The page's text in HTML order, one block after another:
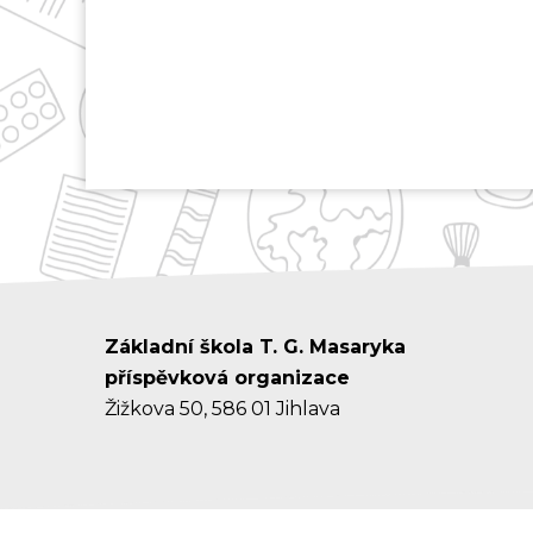
Základní škola T. G. Masaryka
příspěvková organizace
Žižkova 50, 586 01 Jihlava